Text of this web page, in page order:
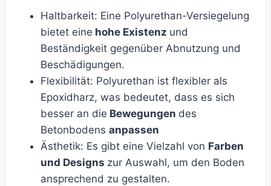
Haltbarkeit: Eine Polyurethan-Versiegelung
bietet eine hohe Existenz und
Beständigkeit gegenüber Abnutzung und
Beschädigungen.
Flexibilität: Polyurethan ist flexibler als
Epoxidharz, was bedeutet, dass es sich
besser an die Bewegungen des
Betonbodens anpassen
Ästhetik: Es gibt eine Vielzahl von Farben
und Designs zur Auswahl, um den Boden
ansprechend zu gestalten.